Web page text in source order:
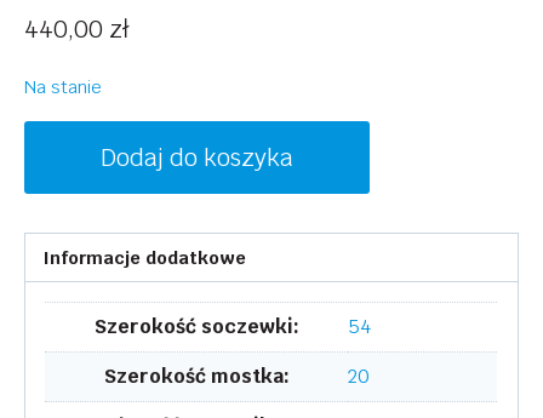
440,00 zł
Na stanie
B2307B
Dodaj do koszyka
Informacje dodatkowe
Szerokość soczewki:
54
Szerokość mostka:
20